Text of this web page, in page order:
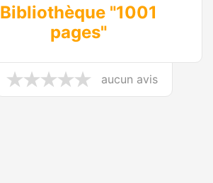
Bibliothèque "1001
pages"
aucun avis